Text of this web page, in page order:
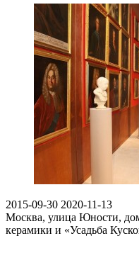
2015-09-30 2020-11-13
Москва, улица Юности,
керамики и «Усадьба